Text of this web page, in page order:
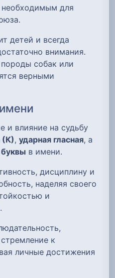
для
детей и всегда
внимания.
собак или
верными
и влияние на судьбу
(К), ударная гласная, а
в имени.
дисциплину и
наделяя своего
и
к
личные достижения